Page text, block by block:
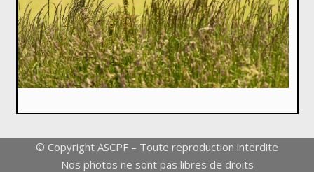
© Copyright ASCPF – Toute reproduction interdite
Nos photos ne sont pas libres de droits